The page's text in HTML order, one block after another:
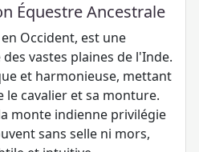
Équestre Ancestrale
Occident, est une
vastes plaines de l'Inde.
et harmonieuse, mettant
cavalier et sa monture.
monte indienne privilégie
sans selle ni mors,